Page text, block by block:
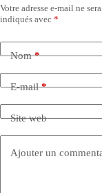
Votre adresse e-mail ne
indiqués avec *
Nom*
E-mail*
Site web
Ajouter un